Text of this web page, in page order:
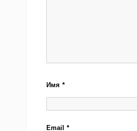
Имя*
Email*